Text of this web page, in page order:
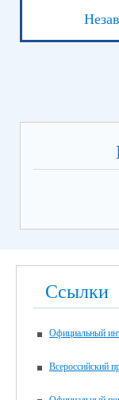
Ссылки
Официальный